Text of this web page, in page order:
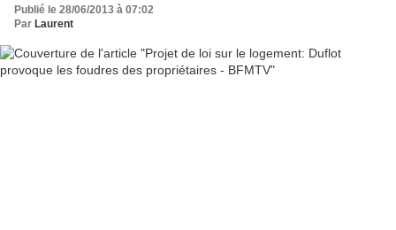
Publié le 28/06/2013 à 07:02
Par Laurent